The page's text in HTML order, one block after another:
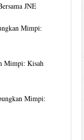
JNE
Mimpi:
Mimpi: Kisah
Mimpi: